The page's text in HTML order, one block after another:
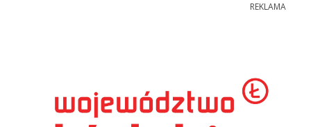
REKLAMA